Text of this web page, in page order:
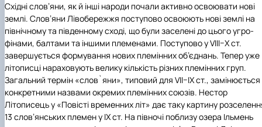
Східні слов’яни, як й інші народи почали активно освоювати нові
землі. Слов’яни Лівобережжя поступово освоюють нові землі на
північному та південному сході, що були заселені до цього угро-
фінами, балтами та іншими племенами. Поступово у VIII–X ст.
завершується формування нових племінних об’єднань. Тепер уже
літописці нараховують велику кількість різних племінних груп.
Загальний термін «слов`яни», типовий для VII–IX ст., замінюється
конкретними назвами окремих племінних союзів. Нестор
Літописець у «Повісті временних літ» дає таку картину
13 слов’янських племен у IX ст. На півночі поблизу озера Ільмень